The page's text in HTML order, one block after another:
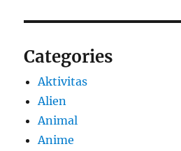
Categories
Aktivitas
Alien
Animal
Anime